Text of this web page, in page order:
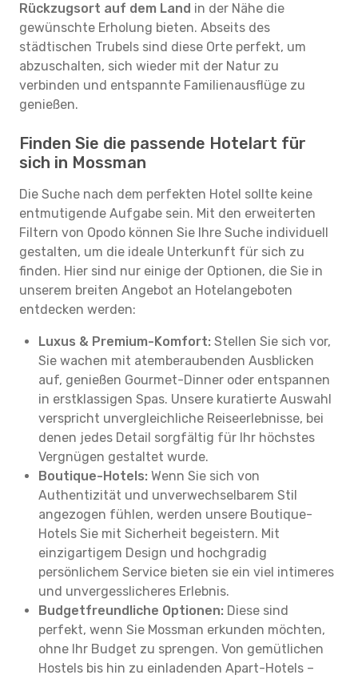
Rückzugsort auf dem Land in der Nähe die
gewünschte Erholung bieten. Abseits des
städtischen Trubels sind diese Orte perfekt, um
abzuschalten, sich wieder mit der Natur zu
verbinden und entspannte Familienausflüge zu
genießen.
Finden Sie die passende Hotelart für
sich in Mossman
Die Suche nach dem perfekten Hotel sollte keine
entmutigende Aufgabe sein. Mit den erweiterten
Filtern von Opodo können Sie Ihre Suche individuell
gestalten, um die ideale Unterkunft für sich zu
finden. Hier sind nur einige der Optionen, die Sie in
unserem breiten Angebot an Hotelangeboten
entdecken werden:
Luxus & Premium-Komfort: Stellen Sie sich vor,
Sie wachen mit atemberaubenden Ausblicken
auf, genießen Gourmet-Dinner oder entspannen
in erstklassigen Spas. Unsere kuratierte Auswahl
verspricht unvergleichliche Reiseerlebnisse, bei
denen jedes Detail sorgfältig für Ihr höchstes
Vergnügen gestaltet wurde.
Boutique-Hotels: Wenn Sie sich von
Authentizität und unverwechselbarem Stil
angezogen fühlen, werden unsere Boutique-
Hotels Sie mit Sicherheit begeistern. Mit
einzigartigem Design und hochgradig
persönlichem Service bieten sie ein viel intimeres
und unvergesslicheres Erlebnis.
Budgetfreundliche Optionen: Diese sind
perfekt, wenn Sie Mossman erkunden möchten,
ohne Ihr Budget zu sprengen. Von gemütlichen
Hostels bis hin zu einladenden Apart-Hotels –